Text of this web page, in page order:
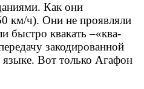
Как они
км/ч). Они не проявляли
быстро квакать–«ква-
закодированной
языке. Вот только Агафон